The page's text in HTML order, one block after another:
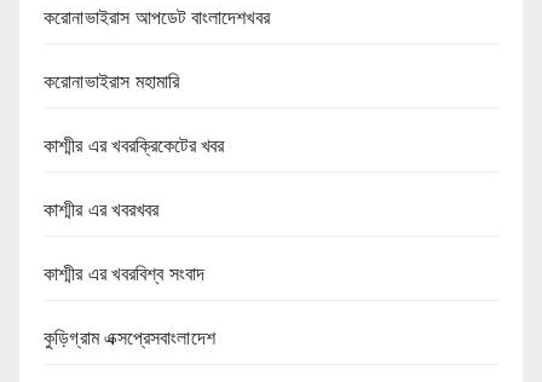
করোনাভাইরাস আপডেট বাংলাদেশখবর
করোনাভাইরাস মহামারি
কাশ্মীর এর খবরক্রিকেটের খবর
কাশ্মীর এর খবরখবর
কাশ্মীর এর খবরবিশ্ব সংবাদ
কুড়িগ্রাম এক্সপ্রেসবাংলাদেশ